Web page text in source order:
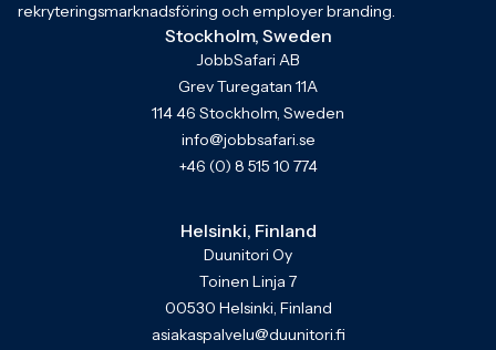
rekryteringsmarknadsföring och employer branding.
Stockholm, Sweden
JobbSafari AB
Grev Turegatan 11A
114 46 Stockholm, Sweden
info@jobbsafari.se
+46 (0) 8 515 10 774
Helsinki, Finland
Duunitori Oy
Toinen Linja 7
00530 Helsinki, Finland
asiakaspalvelu@duunitori.fi